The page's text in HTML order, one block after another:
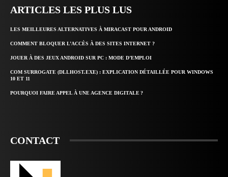
ARTICLES LES PLUS LUS
LES MEILLEURES ALTERNATIVES À MIRACAST POUR ANDROID
COMMENT BLOQUER L’ACCÈS À DES SITES INTERNET ?
JOUER À DES JEUX ANDROID SUR PC : MODE D’EMPLOI
COM SURROGATE (DLLHOST.EXE) : EXPLICATION DÉTAILLÉE POUR WINDOWS
10 ET 11
POURQUOI FAIRE APPEL À UNE AGENCE DIGITALE ?
CONTACT